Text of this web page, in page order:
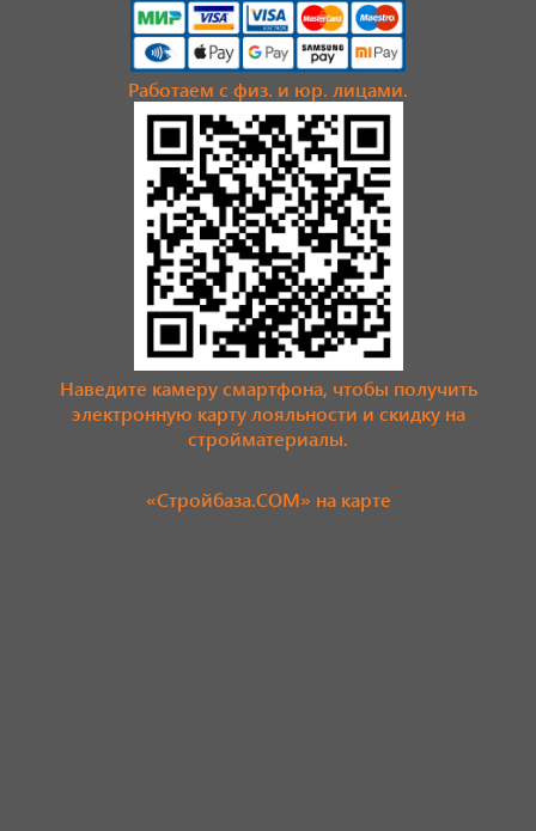
Работаем с физ. и юр. лицами.
Наведите камеру смартфона, чтобы получить
электронную карту лояльности и скидку на
стройматериалы.
«Стройбаза.COM» на карте